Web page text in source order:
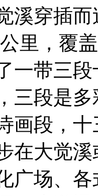
溪穿插
里，覆
一带三
三段是
画段，
在大觉
广场、